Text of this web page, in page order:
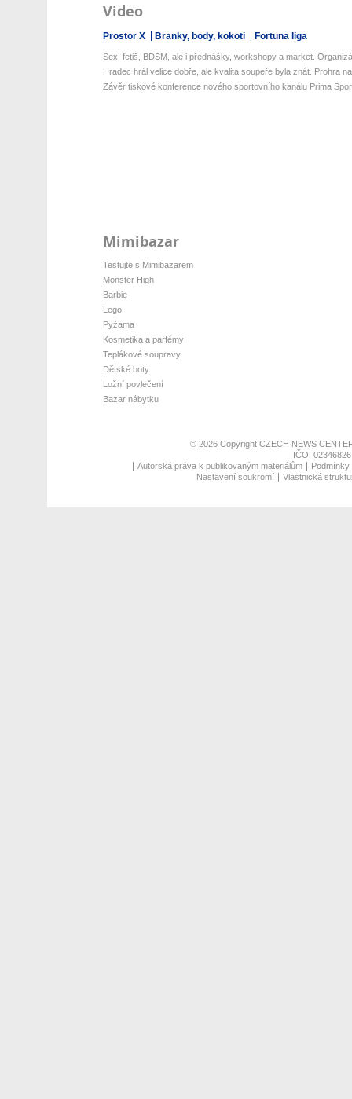
Video
Prostor X Branky, body, kokoti Fortuna liga
Sex, fetiš, BDSM, ale i přednášky, workshopy a market.
Hradec hrál velice dobře, ale kvalita soupeře byla znát. Prohra
Závěr tiskové konference nového sportovního kanálu Prima
Mimibazar
Testujte s Mimibazarem
Monster High
Barbie
Lego
Pyžama
Kosmetika a parfémy
Teplákové soupravy
Dětské boty
Ložní povlečení
Bazar nábytku
© 2026 Copyright CZECH NEWS
IČO:
Autorská práva k publikovaným materiálům
Nastavení soukromí
Vlastnická